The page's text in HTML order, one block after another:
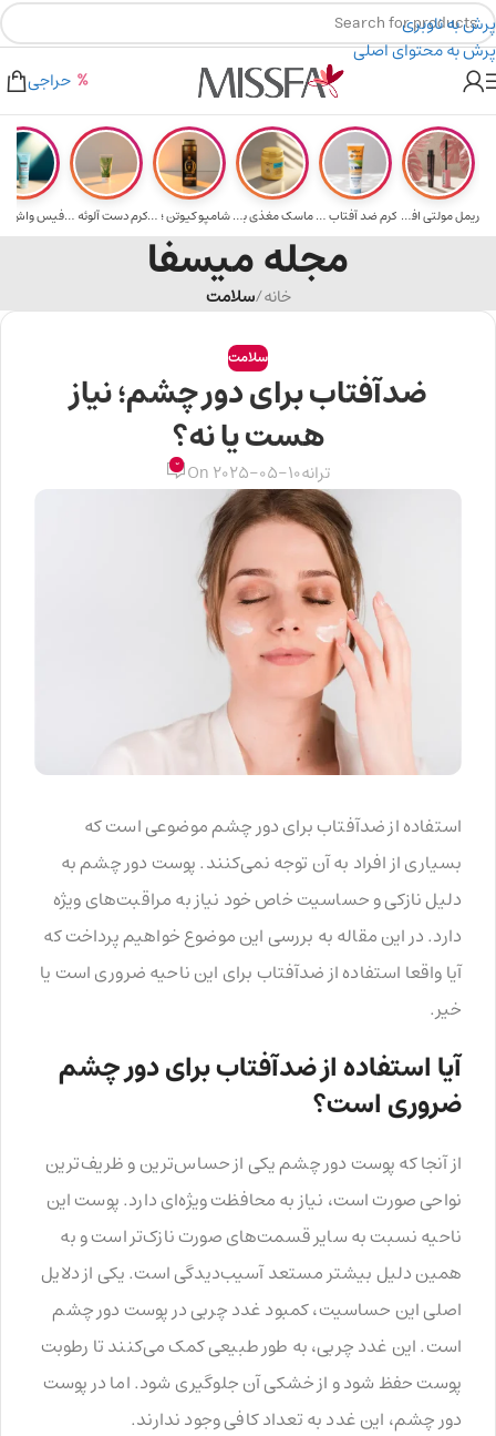
پرش به ناوبری
پرش به محتوای اصلی
۳۰۰ میسکوین (۳۰ هزار تومن) هدیه خرید اول ۲٪ تخفیف روی سبد خرید برای روش کارت به کارت
حراجی
ریمل مولتی افکت... کرم ضد آفتاب حا... ماسک مغذی بلیتا... شامپو کیوتن ؛ م... کرم دست آلوئه و...
مجله میسفا
خانه/سلامت
سلامت
ضدآفتاب برای دور چشم؛ نیاز
هست یا نه؟
ترانهOn 2025-05-10
0
استفاده از ضدآفتاب برای دور چشم موضوعی است که
بسیاری از افراد به آن توجه نمی‌کنند. پوست دور چشم به
دلیل نازکی و حساسیت خاص خود نیاز به مراقبت‌های ویژه‌
دارد. در این مقاله به بررسی این موضوع خواهیم پرداخت که
آیا واقعا استفاده از ضدآفتاب برای این ناحیه ضروری است یا
خیر.
آیا استفاده از ضدآفتاب برای دور چشم
ضروری است؟
از آنجا که پوست دور چشم یکی از حساس‌ترین و ظریف‌ترین
نواحی صورت است، نیاز به محافظت ویژه‌ای دارد. پوست این
ناحیه نسبت به سایر قسمت‌های صورت نازک‌تر است و به
همین دلیل بیشتر مستعد آسیب‌دیدگی است. یکی از دلایل
اصلی این حساسیت، کمبود غدد چربی در پوست دور چشم
است. این غدد چربی، به طور طبیعی کمک می‌کنند تا رطوبت
پوست حفظ شود و از خشکی آن جلوگیری شود. اما در پوست
دور چشم، این غدد به تعداد کافی وجود ندارند.